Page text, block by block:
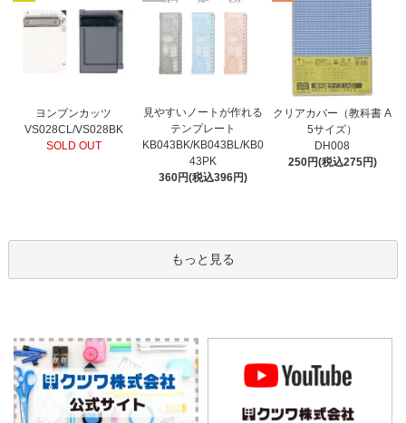
ヨンブンカッツ
VS028CL/VS028BK
SOLD OUT
見やすいノートが作れる
テンプレート
KB043BK/KB043BL/KB0
43PK
360円(税込396円)
クリアカバー（教科書 A
5サイズ）
DH008
250円(税込275円)
もっと見る